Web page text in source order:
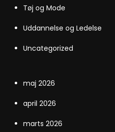
Tøj og Mode
Uddannelse og Ledelse
Uncategorized
maj 2026
april 2026
marts 2026